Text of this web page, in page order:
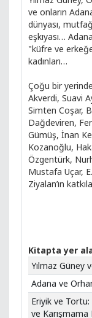
ve onların
dünyası,
eşkıyası…
"küfre ve
kadınları…
Çoğu bir
Akverdi, Suavi
Simten Coşar,
Dağdeviren,
Gümüş, İnan
Kozanoğlu,
Özgentürk,
Mustafa Uçar, E.
Ziyalan’ın
Kitapta yer
Yılmaz Güney
Adana ve
Eriyik ve Tortu:
ve Karışmama